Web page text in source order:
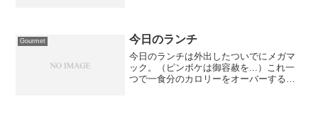
から、モズ、キジバト...
Gourmet 今日のランチ
今日のランチは外出したついでにメガマ
ック。（ピンボケは御容赦を...）これ一
つで一食分のカロリーをオーバーすると